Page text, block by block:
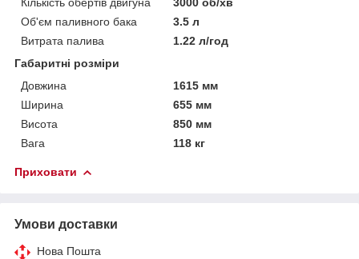
Об'єм паливного бака
3.5 л
Витрата палива
1.22 л/год
Габаритні розміри
Довжина
1615 мм
Ширина
655 мм
Висота
850 мм
Вага
118 кг
Приховати
Умови доставки
Нова Пошта